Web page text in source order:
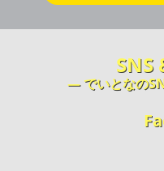
SNS
― でいとなの